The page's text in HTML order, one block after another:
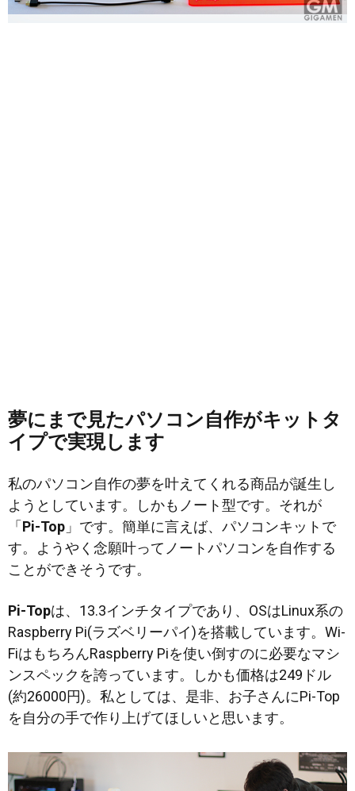
夢にまで見たパソコン自作がキットタ
イプで実現します
私のパソコン自作の夢を叶えてくれる商品が誕生し
ようとしています。しかもノート型です。それが
「 Pi-Top 」です。簡単に言えば、パソコンキットで
す。ようやく念願叶ってノートパソコンを自作する
ことができそうです。
Pi-Topは、13.3インチタイプであり、OSはLinux系の
Raspberry Pi(ラズベリーパイ)を搭載しています。Wi-
FiはもちろんRaspberry Piを使い倒すのに必要なマシ
ンスペックを誇っています。しかも価格は249ドル
(約26000円)。私としては、是非、お子さんにPi-Top
を自分の手で作り上げてほしいと思います。